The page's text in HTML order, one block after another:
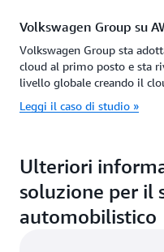
Volkswagen Group su
Volkswagen Group sta
cloud al primo posto e sta
livello globale creando il
Leggi il caso di studio »
Ulteriori
soluzione per il
automobilistico